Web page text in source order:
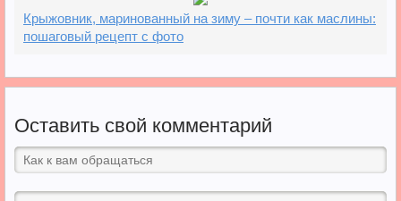
Крыжовник, маринованный на зиму – почти как маслины:
пошаговый рецепт с фото
Оставить свой комментарий